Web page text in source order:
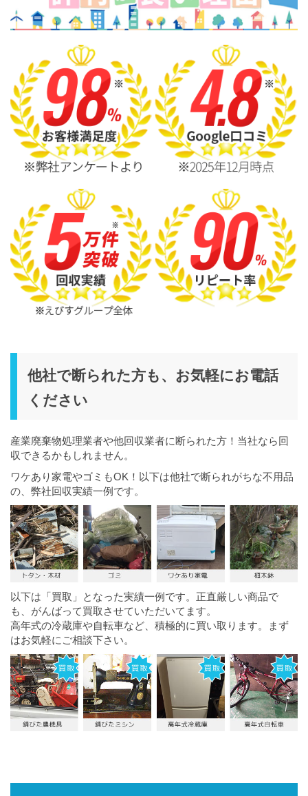
他社で断られた方も、お気軽にお電話
ください
産業廃棄物処理業者や他回収業者に断られた方！当社なら回
収できるかもしれません。
ワケあり家電やゴミもOK！以下は他社で断られがちな不用品
の、弊社回収実績一例です。
以下は「買取」となった実績一例です。正直厳しい商品で
も、がんばって買取させていただいてます。
高年式の冷蔵庫や自転車など、積極的に買い取ります。まず
はお気軽にご相談下さい。